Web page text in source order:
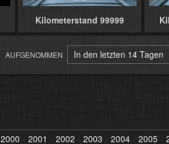
Kilometerstand 99999
AUFGENOMMEN In den letzten 14 Tagen
2000 2001 2002 2003 2004 2005